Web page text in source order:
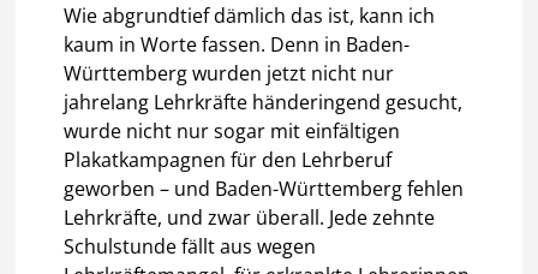
Wie abgrundtief dämlich das ist, kann ich
kaum in Worte fassen. Denn in Baden-
Württemberg wurden jetzt nicht nur
jahrelang Lehrkräfte händeringend gesucht,
wurde nicht nur sogar mit einfältigen
Plakatkampagnen für den Lehrberuf
geworben – und Baden-Württemberg fehlen
Lehrkräfte, und zwar überall. Jede zehnte
Schulstunde fällt aus wegen